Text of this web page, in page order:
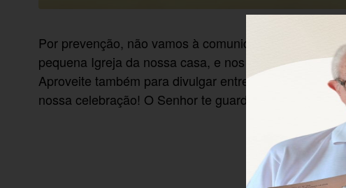
Por prevenção, não vamos à comunidade para
pequena Igreja da nossa casa, e nos alegrar com a
Aproveite também para divulgar entre amigos/as,
nossa celebração! O Senhor te guardará de todo o